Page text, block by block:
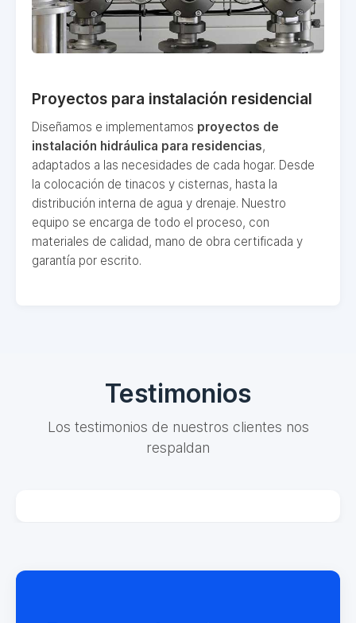
Proyectos para instalación residencial
Diseñamos e implementamos proyectos de
instalación hidráulica para residencias,
adaptados a las necesidades de cada hogar. Desde
la colocación de tinacos y cisternas, hasta la
distribución interna de agua y drenaje. Nuestro
equipo se encarga de todo el proceso, con
materiales de calidad, mano de obra certificada y
garantía por escrito.
Testimonios
Los testimonios de nuestros clientes nos
respaldan